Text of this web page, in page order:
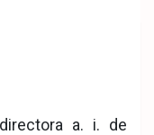
a. i. de